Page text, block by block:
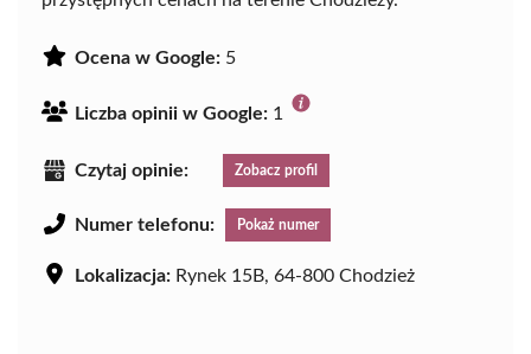
Ocena w Google: 5
Liczba opinii w Google: 1
Czytaj opinie: Zobacz profil
Numer telefonu: Pokaż numer
Lokalizacja: Rynek 15B, 64-800 Chodzież